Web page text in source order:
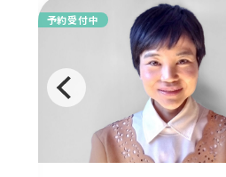
予約受付中